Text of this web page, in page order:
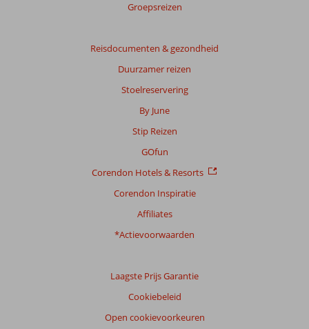
Groepsreizen
Reisdocumenten & gezondheid
Duurzamer reizen
Stoelreservering
By June
Stip Reizen
GOfun
Corendon Hotels & Resorts
Corendon Inspiratie
Affiliates
*Actievoorwaarden
Laagste Prijs Garantie
Cookiebeleid
Open cookievoorkeuren